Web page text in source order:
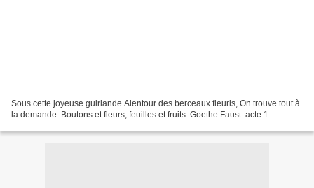
Sous cette joyeuse guirlande Alentour des berceaux fleuris, On trouve tout à
la demande: Boutons et fleurs, feuilles et fruits. Goethe:Faust. acte 1.